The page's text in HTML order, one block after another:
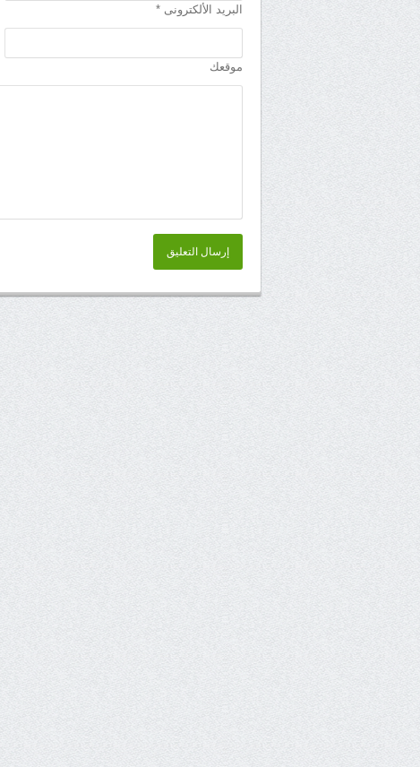
البريد الألكترونى *
موقعك
إرسال التعليق